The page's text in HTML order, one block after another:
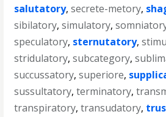
salutatory,secrete-metory,
sibilatory,simulatory,
speculatory, sternutatory,
stridulatory,subcategory,
succussatory,superiore,
sussultatory,terminatory,
transpiratory,transudatory,